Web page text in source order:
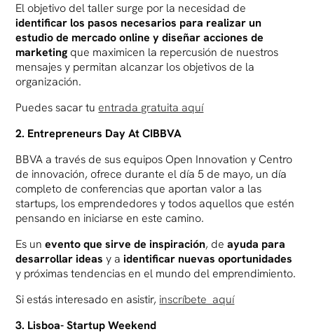
El objetivo del taller surge por la necesidad de
identificar los pasos necesarios para realizar un
estudio de mercado online y diseñar acciones de
marketing que maximicen la repercusión de nuestros
mensajes y permitan alcanzar los objetivos de la
organización.
Puedes sacar tu entrada gratuita aquí
2. Entrepreneurs Day At CIBBVA
BBVA a través de sus equipos Open Innovation y Centro
de innovación, ofrece durante el día 5 de mayo, un día
completo de conferencias que aportan valor a las
startups, los emprendedores y todos aquellos que estén
pensando en iniciarse en este camino.
Es unevento que sirve de inspiración, deayuda para
desarrollar ideas y aidentificar nuevas oportunidades
y próximas tendencias en el mundo del emprendimiento.
Si estás interesado en asistir, inscríbete aquí
3. Lisboa- Startup Weekend